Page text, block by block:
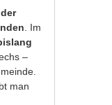
. Im
–
man